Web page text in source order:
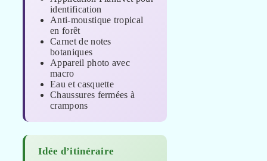
identification
Anti-moustique tropical
en forêt
Carnet de notes
botaniques
Appareil photo avec
macro
Eau et casquette
Chaussures fermées à
crampons
Idée d’itinéraire